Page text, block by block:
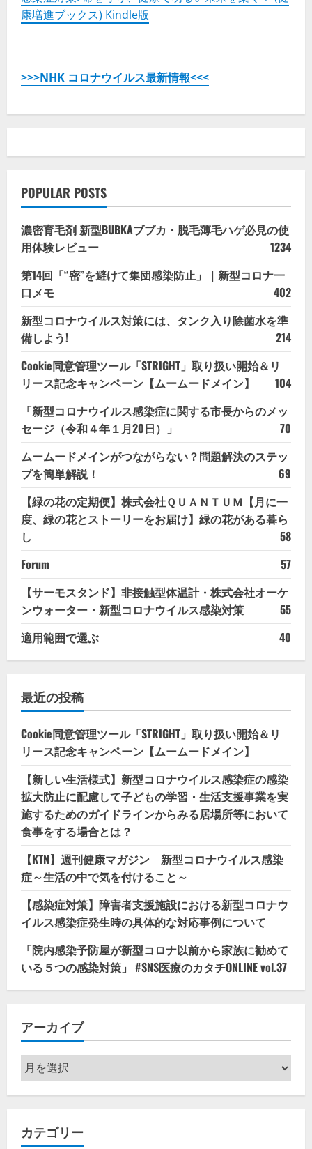
康増進ブックス) Kindle版
>>>NHK コロナウイルス最新情報<<<
POPULAR POSTS
濃密育毛剤 新型BUBKAブブカ・脱毛薄毛ハゲ必見の使
用体験レビュー
1234
第14回「“密”を避けて集団感染防止」｜新型コロナ一
口メモ
402
新型コロナウイルス対策には、タンク入り除菌水を準
備しよう!
214
Cookie同意管理ツール「STRIGHT」取り扱い開始＆リ
リース記念キャンペーン【ムームードメイン】
104
「新型コロナウイルス感染症に関する市長からのメッ
セージ（令和４年１月20日）」
70
ムームードメインがつながらない？問題解決のステッ
プを簡単解説！
69
【緑の花の定期便】株式会社ＱＵＡＮＴＵＭ【月に一
度、緑の花とストーリーをお届け】緑の花がある暮ら
し
58
Forum
57
【サーモスタンド】非接触型体温計・株式会社オーケ
ンウォーター・新型コロナウイルス感染対策
55
適用範囲で選ぶ
40
最近の投稿
Cookie同意管理ツール「STRIGHT」取り扱い開始＆リ
リース記念キャンペーン【ムームードメイン】
【新しい生活様式】新型コロナウイルス感染症の感染
拡大防止に配慮して子どもの学習・生活支援事業を実
施するためのガイドラインからみる居場所等において
食事をする場合とは？
【KTN】週刊健康マガジン 新型コロナウイルス感染
症～生活の中で気を付けること～
【感染症対策】障害者支援施設における新型コロナウ
イルス感染症発生時の具体的な対応事例について
「院内感染予防屋が新型コロナ以前から家族に勧めて
いる５つの感染対策」 #SNS医療のカタチONLINE vol.37
アーカイブ
ア
ー
カ
ブ
カテゴリー